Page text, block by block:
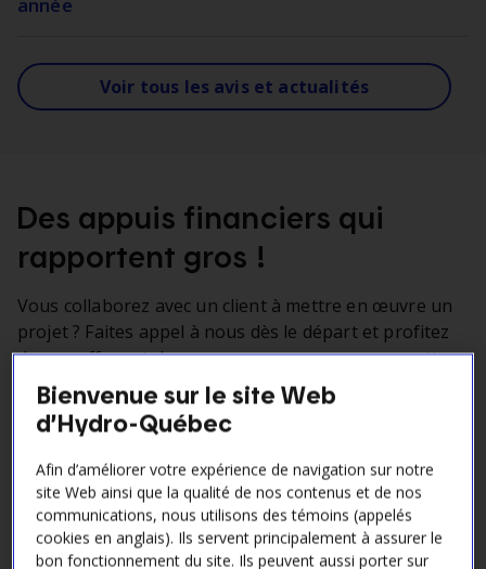
année
Voir tous les avis et actualités
Des appuis financiers qui
rapportent gros !
Vous collaborez avec un client à mettre en œuvre un
projet ? Faites appel à nous dès le départ et profitez
de nos offres et de nos programmes pour permettre
à votre clientèle de bénéficier d’appuis financiers lors
de la mise en place de mesures
d’efficacité énergétique.
Vous pourriez également accompagner votre clientèle
inscrite à l’option de gestion de la demande de
puissance afin de l’aider à améliorer sa performance
lors des événements de pointe. L’installation de
Bienvenue sur le site Web
d’Hydro-Québec
Afin d’améliorer votre expérience de navigation sur notre
site Web ainsi que la qualité de nos contenus et de nos
communications, nous utilisons des témoins (appelés
cookies en anglais). Ils servent principalement à assurer le
bon fonctionnement du site. Ils peuvent aussi porter sur